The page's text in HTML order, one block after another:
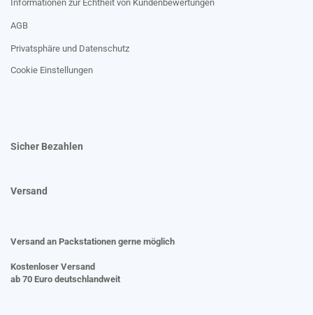
Informationen zur Echtheit von Kundenbewertungen
AGB
Privatsphäre und Datenschutz
Cookie Einstellungen
Sicher Bezahlen
Versand
Versand an Packstationen gerne möglich
Kostenloser Versand
ab 70 Euro deutschlandweit